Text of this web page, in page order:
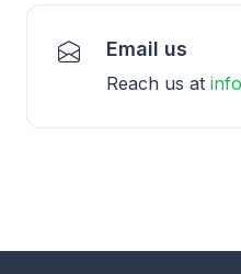
Email us
Reach us at